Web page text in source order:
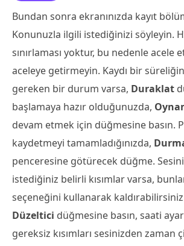
Bundan sonra ekranınızda kayıt
Konunuzla ilgili istediğinizi söyleyin.
sınırlaması yoktur, bu nedenle acele
aceleye getirmeyin. Kaydı bir
gereken bir durum varsa, Duraklat
başlamaya hazır olduğunuzda,
devam etmek için düğmesine basın.
kaydetmeyi tamamladığınızda,
penceresine götürecek düğme.
istediğiniz belirli kısımlar varsa,
seçeneğini kullanarak
Düzeltici düğmesine basın, saati
gereksiz kısımları sesinizden zaman